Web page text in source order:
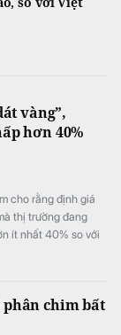
vàng”,
hơn 40%
cho rằng định giá
thị trường đang
ít nhất 40% so với
chim bất